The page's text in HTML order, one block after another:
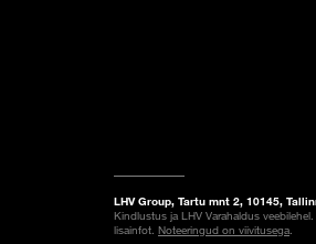
LHV Group, Tartu mnt 2, 10145,
Kindlustus ja LHV Varahaldus
lisainfot. Noteeringud on viivitusega.